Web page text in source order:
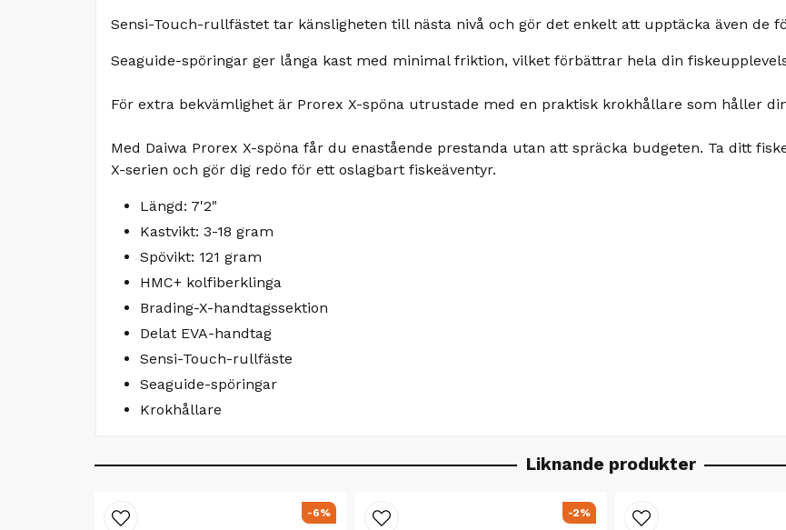
Sensi-Touch-rullfästet tar känsligheten till nästa nivå och gör det enkelt att upptäcka även de
Seaguide-spöringar ger långa kast med minimal friktion, vilket förbättrar hela din
För extra bekvämlighet är Prorex X-spöna utrustade med en praktisk krokhållare som håller
Med Daiwa Prorex X-spöna får du enastående prestanda utan att spräcka budgeten. Ta ditt
X-serien och gör dig redo för ett oslagbart fiskeäventyr.
Längd: 7'2"
Kastvikt: 3-18 gram
Spövikt: 121 gram
HMC+ kolfiberklinga
Brading-X-handtagssektion
Delat EVA-handtag
Sensi-Touch-rullfäste
Seaguide-spöringar
Krokhållare
Liknande produkter
-6% -2%